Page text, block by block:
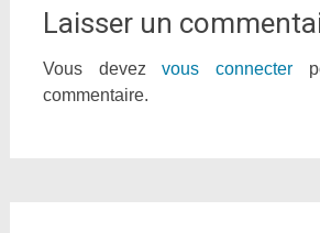
Laisser un
Vous devezvous connecter
commentaire.